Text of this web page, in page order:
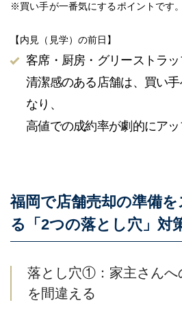
※買い手が一番気にするポイントです。
【内見（見学）の前日】
客席・厨房・グリーストラ
清潔感のある店舗は、買い
なり、
高値での成約率が劇的にアッ
福岡で店舗売却の準備
る「2つの落とし穴」対
落とし穴①：家主さんへ
を間違える